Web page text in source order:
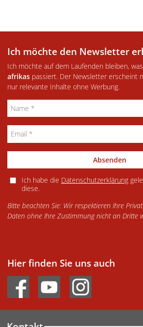
Ich möchte den Newsletter
Ich möchte auf dem Laufenden bleiben,
afrikas passiert. Der Newsletter erscheint
nur relevante Inhalte ohne Werbung.
Absenden
Ich habe die Datenschutzerklärung
diese.
Bitte beachten Sie: Wir respektieren Ihre
Daten ohne Ihre Zustimmung nicht an Dritte
Hier finden Sie uns auch